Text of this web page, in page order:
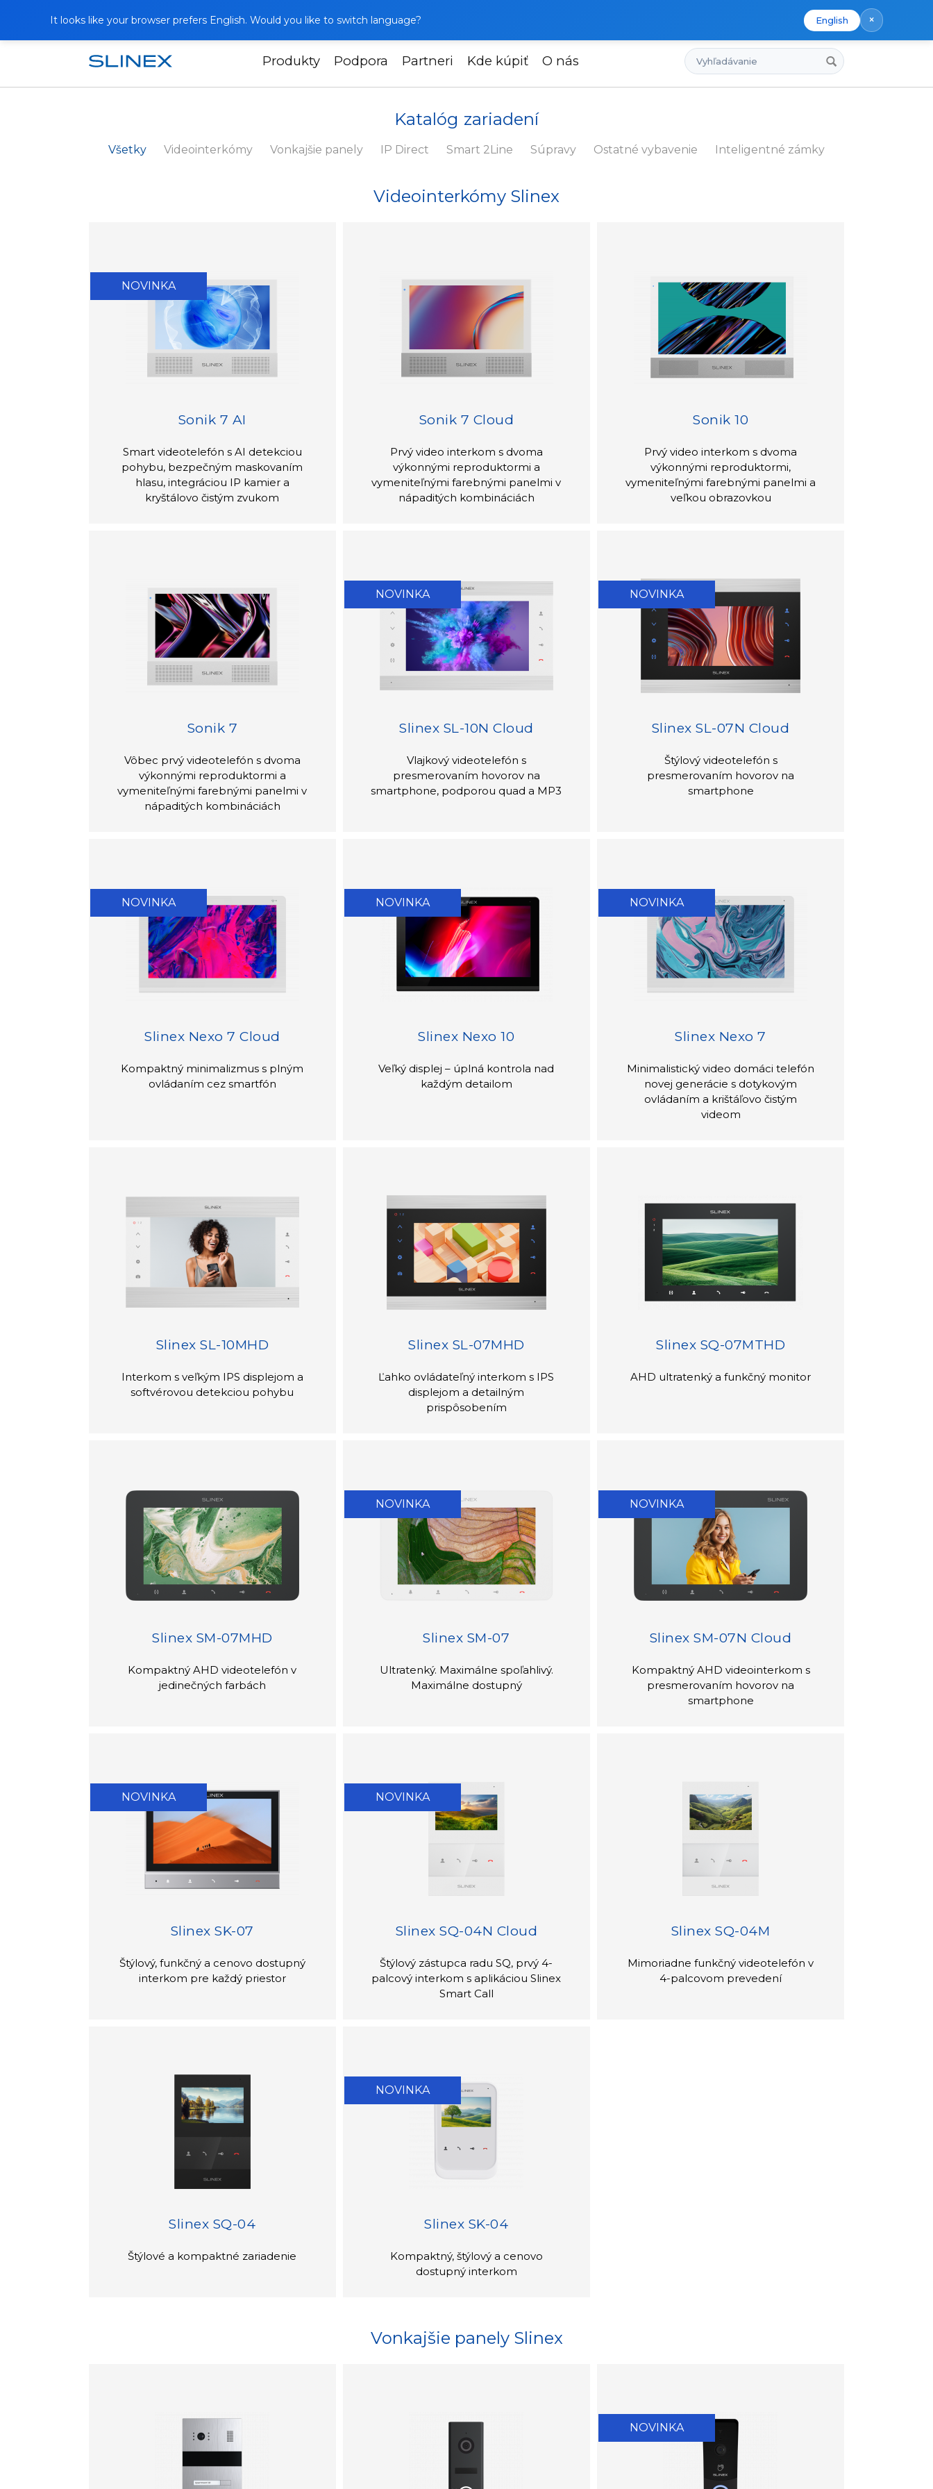
It looks like your browser prefers English. Would you like to switch language? English ×
Produkty Podpora Partneri Kde kúpiť O nás Vyhľadávanie
Domov Katalóg
Katalóg zariadení
Všetky Videointerkómy Vonkajšie panely IP Direct Smart 2Line Súpravy Ostatné vybavenie Inteligentné zámky
Videointerkómy Slinex
NOVINKA
Sonik 7 AI
Smart videotelefón s AI detekciou
pohybu, bezpečným maskovaním
hlasu, integráciou IP kamier a
kryštálovo čistým zvukom
Sonik 7 Cloud
Prvý video interkom s dvoma
výkonnými reproduktormi a
vymeniteľnými farebnými panelmi v
nápaditých kombináciách
Sonik 10
Prvý video interkom s dvoma
výkonnými reproduktormi,
vymeniteľnými farebnými panelmi a
veľkou obrazovkou
Sonik 7
Vôbec prvý videotelefón s dvoma
výkonnými reproduktormi a
vymeniteľnými farebnými panelmi v
nápaditých kombináciách
NOVINKA
Slinex SL-10N Cloud
Vlajkový videotelefón s
presmerovaním hovorov na
smartphone, podporou quad a MP3
NOVINKA
Slinex SL-07N Cloud
Štýlový videotelefón s
presmerovaním hovorov na
smartphone
NOVINKA
Slinex Nexo 7 Cloud
Kompaktný minimalizmus s plným
ovládaním cez smartfón
NOVINKA
Slinex Nexo 10
Veľký displej – úplná kontrola nad
každým detailom
NOVINKA
Slinex Nexo 7
Minimalistický video domáci telefón
novej generácie s dotykovým
ovládaním a krištáľovo čistým
videom
Slinex SL-10MHD
Interkom s veľkým IPS displejom a
softvérovou detekciou pohybu
Slinex SL-07MHD
Ľahko ovládateľný interkom s IPS
displejom a detailným
prispôsobením
Slinex SQ-07MTHD
AHD ultratenký a funkčný monitor
Slinex SM-07MHD
Kompaktný AHD videotelefón v
jedinečných farbách
NOVINKA
Slinex SM-07
Ultratenký. Maximálne spoľahlivý.
Maximálne dostupný
NOVINKA
Slinex SM-07N Cloud
Kompaktný AHD videointerkom s
presmerovaním hovorov na
smartphone
NOVINKA
Slinex SK-07
Štýlový, funkčný a cenovo dostupný
interkom pre každý priestor
NOVINKA
Slinex SQ-04N Cloud
Štýlový zástupca radu SQ, prvý 4-
palcový interkom s aplikáciou Slinex
Smart Call
Slinex SQ-04M
Mimoriadne funkčný videotelefón v
4-palcovom prevedení
Slinex SQ-04
Štýlové a kompaktné zariadenie
NOVINKA
Slinex SK-04
Kompaktný, štýlový a cenovo
dostupný interkom
Vonkajšie panely Slinex
NOVINKA